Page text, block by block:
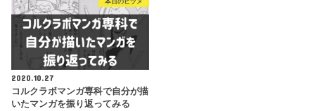
本日のヒヅメ
2020.10.27
コルクラボマンガ専科で自分が描
いたマンガを振り返ってみる